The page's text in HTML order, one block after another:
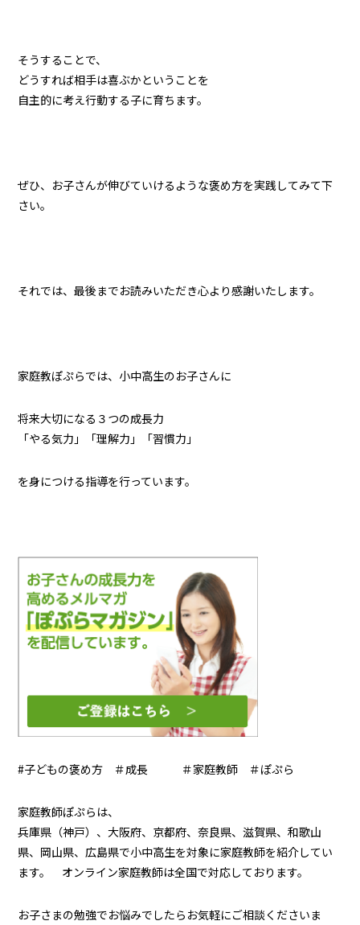
そうすることで、
どうすれば相手は喜ぶかということを
自主的に考え行動する子に育ちます。
ぜひ、お子さんが伸びていけるような褒め方を実践してみて下
さい。
それでは、最後までお読みいただき心より感謝いたします。
家庭教ぽぷらでは、小中高生のお子さんに
将来大切になる３つの成長力
「やる気力」「理解力」「習慣力」
を身につける指導を行っています。
#子どもの褒め方 ＃成長 ＃家庭教師 ＃ぽぷら
家庭教師ぽぷらは、
兵庫県（神戸）、大阪府、京都府、奈良県、滋賀県、和歌山
県、岡山県、広島県で小中高生を対象に家庭教師を紹介してい
ます。 オンライン家庭教師は全国で対応しております。
お子さまの勉強でお悩みでしたらお気軽にご相談くださいま